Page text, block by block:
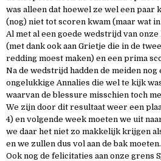
was alleen dat hoewel ze wel een paar
(nog) niet tot scoren kwam (maar wat
Al met al een goede wedstrijd van
(met dank ook aan Grietje die in de
redding moest maken) en een prima
Na de wedstrijd hadden de meiden nog
ongelukkige Annalies die wel te kijk
waarvan de blessure misschien toch
We zijn door dit resultaat weer een
4) en volgende week moeten we uit
we daar het niet zo makkelijk krijgen
en we zullen dus vol aan de bak moeten.
Ook nog de felicitaties aan onze grens